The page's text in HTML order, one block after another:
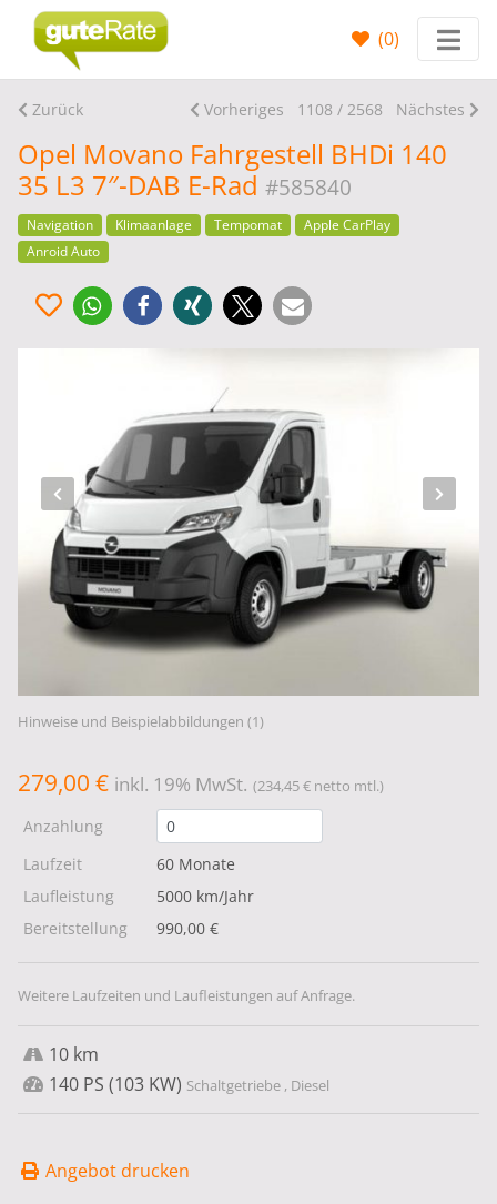
(0)
Zurück Vorheriges 1108 / 2568 Nächstes
Opel Movano Fahrgestell BHDi 140
35 L3 7″-DAB E-Rad #585840
Navigation Klimaanlage Tempomat
Apple CarPlay
Anroid Auto
Hinweise und Beispielabbildungen (1)
279,00 € inkl. 19% MwSt. (234,45 € netto mtl.)
Anzahlung
Laufzeit
60 Monate
Laufleistung
5000 km/Jahr
Bereitstellung
990,00 €
Weitere Laufzeiten und Laufleistungen auf Anfrage.
10 km
140 PS (103 KW) Schaltgetriebe , Diesel
Angebot drucken